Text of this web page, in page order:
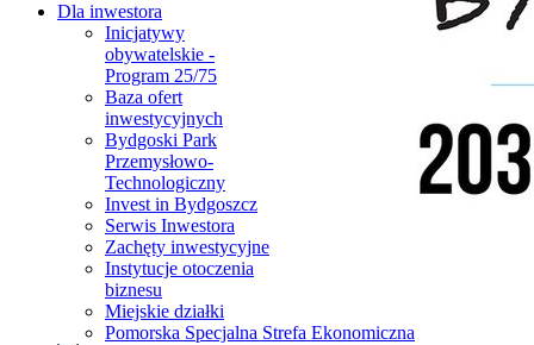
Dla inwestora
Inicjatywy
obywatelskie -
Program 25/75
Baza ofert
inwestycyjnych
Bydgoski Park
Przemysłowo-
Technologiczny
Invest in Bydgoszcz
Serwis Inwestora
Zachęty inwestycyjne
Instytucje otoczenia
biznesu
Miejskie działki
Pomorska Specjalna Strefa Ekonomiczna